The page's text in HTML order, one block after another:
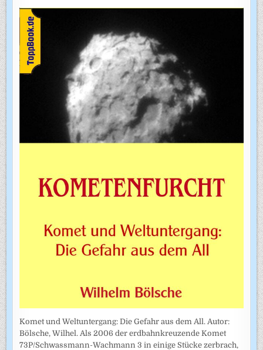
Komet und Weltuntergang: Die Gefahr aus dem All. Autor:
Bölsche, Wilhel. Als 2006 der erdbahnkreuzende Komet
73P/Schwassmann-Wachmann 3 in einige Stücke zerbrach,